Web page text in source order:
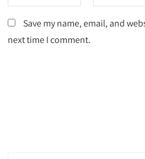
Save my name, email, and
next time I comment.